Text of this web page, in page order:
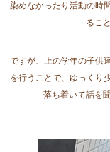
染めなかったり活動の時
るこ
ですが、上の学年の子供
を行うことで、ゆっくり
落ち着いて話を